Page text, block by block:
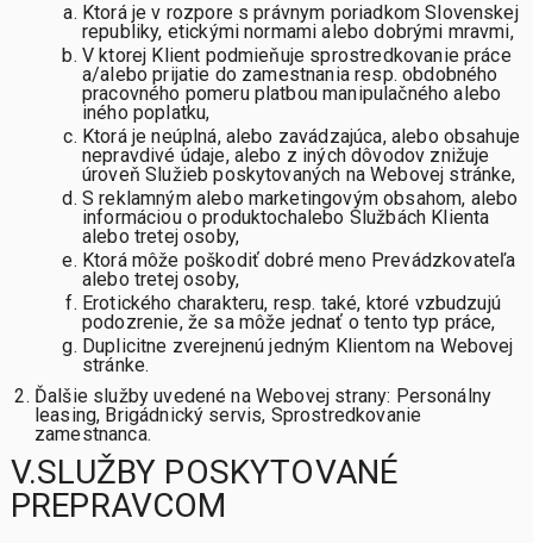
Ktorá je v rozpore s právnym poriadkom Slovenskej
republiky, etickými normami alebo dobrými mravmi,
V ktorej Klient podmieňuje sprostredkovanie práce
a/alebo prijatie do zamestnania resp. obdobného
pracovného pomeru platbou manipulačného alebo
iného poplatku,
Ktorá je neúplná, alebo zavádzajúca, alebo obsahuje
nepravdivé údaje, alebo z iných dôvodov znižuje
úroveň Služieb poskytovaných na Webovej stránke,
S reklamným alebo marketingovým obsahom, alebo
informáciou o produktochalebo Službách Klienta
alebo tretej osoby,
Ktorá môže poškodiť dobré meno Prevádzkovateľa
alebo tretej osoby,
Erotického charakteru, resp. také, ktoré vzbudzujú
podozrenie, že sa môže jednať o tento typ práce,
Duplicitne zverejnenú jedným Klientom na Webovej
stránke.
Ďalšie služby uvedené na Webovej strany: Personálny
leasing, Brigádnický servis, Sprostredkovanie
zamestnanca.
V.SLUŽBY POSKYTOVANÉ
PREPRAVCOM